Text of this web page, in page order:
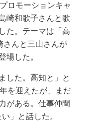
ロモーションキャ
崎和歌子さんと歌
た。テーマは「高
さんと三山さんが
場した。
した。高知と」と
を迎えたが、まだ
がある。仕事仲間
」と話した。